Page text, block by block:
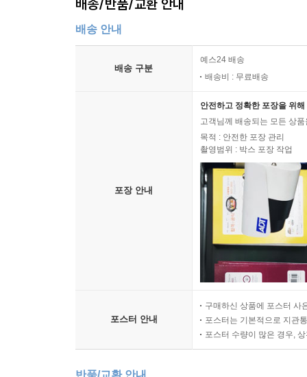
배송/반품/교환 안내
배송 안내
배송 구분
예스24 배송
배송비 : 무료배송
포장 안내
안전하고 정확한 포장을 위
고객님께 배송되는 모든 상
목적 : 안전한 포장 관리
촬영범위 : 박스 포장 작업
포스터 안내
구매하신 상품에 포스터 사
포스터는 기본적으로 지관
포스터 수량이 많은 경우,
반품/교환 안내